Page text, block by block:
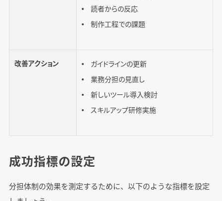
読者からの反応
制作工程での課題
改善アクション
ガイドラインの更新
業務分担の見直し
新しいツール導入検討
スキルアップ研修実施
成功指標の設定
分担体制の効果を測定するために、以下のような指標を設定